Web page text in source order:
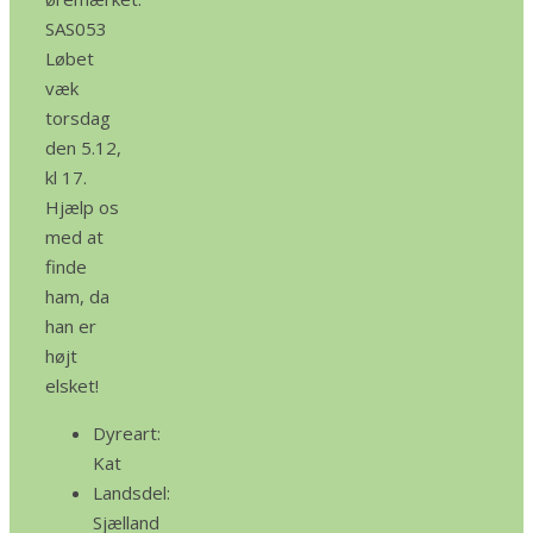
SAS053
Løbet
væk
torsdag
den 5.12,
kl 17.
Hjælp os
med at
finde
ham, da
han er
højt
elsket!
Dyreart:
Kat
Landsdel:
Sjælland